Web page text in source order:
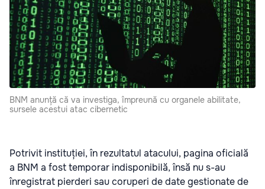
BNM anunță că va investiga, împreună cu organele abilitate,
sursele acestui atac cibernetic
Potrivit instituției, în rezultatul atacului, pagina oficială
a BNM a fost temporar indisponibilă, însă nu s-au
înregistrat pierderi sau coruperi de date gestionate de